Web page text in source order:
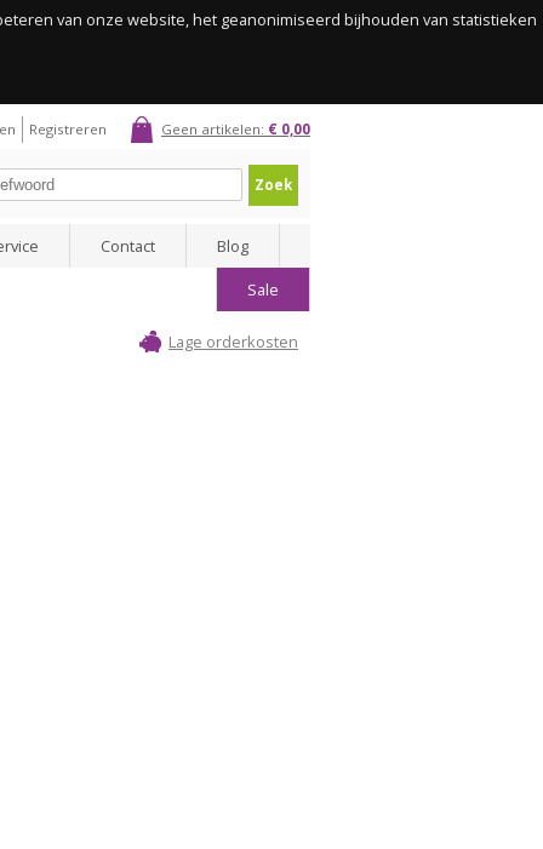
van onze website, het geanonimiseerd bijhouden van statistieken
Geen artikelen: € 0,00
Registreren
Zoek
Contact
Blog
Sale
Lage orderkosten